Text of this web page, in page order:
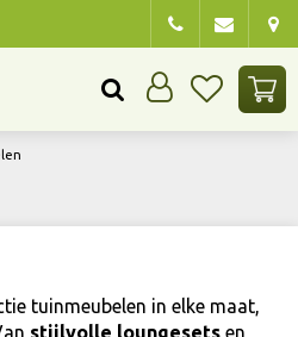
tuinmeubelen in elke maat,
stijlvolle loungesets en